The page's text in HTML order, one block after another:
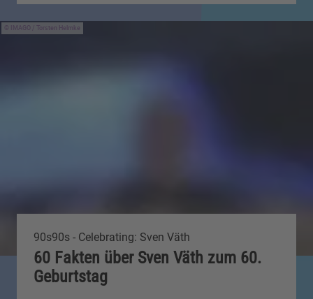
IMAGO / Torsten Helmke
90s90s - Celebrating: Sven Väth
60 Fakten über Sven Väth zum 60.
Geburtstag